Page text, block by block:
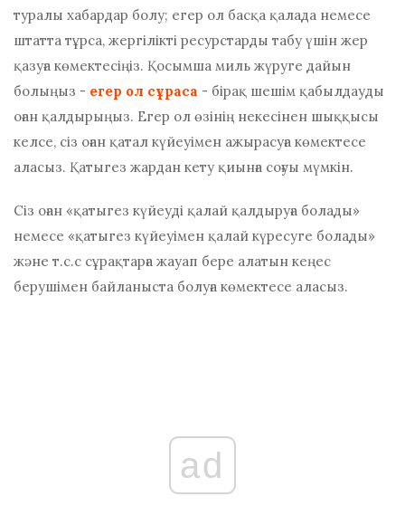
туралы хабардар болу; егер ол басқа қалада немесе
штатта тұрса, жергілікті ресурстарды табу үшін жер
қазуға көмектесіңіз. Қосымша миль жүруге дайын
болыңыз - егер ол сұраса - бірақ шешім қабылдауды
оған қалдырыңыз. Егер ол өзінің некесінен шыққысы
келсе, сіз оған қатал күйеуімен ажырасуға көмектесе
аласыз. Қатыгез жардан кету қиынға соғуы мүмкін.
Сіз оған «қатыгез күйеуді қалай қалдыруға болады»
немесе «қатыгез күйеуімен қалай күресуге болады»
және т.с.с сұрақтарға жауап бере алатын кеңес
берушімен байланыста болуға көмектесе аласыз.
ad